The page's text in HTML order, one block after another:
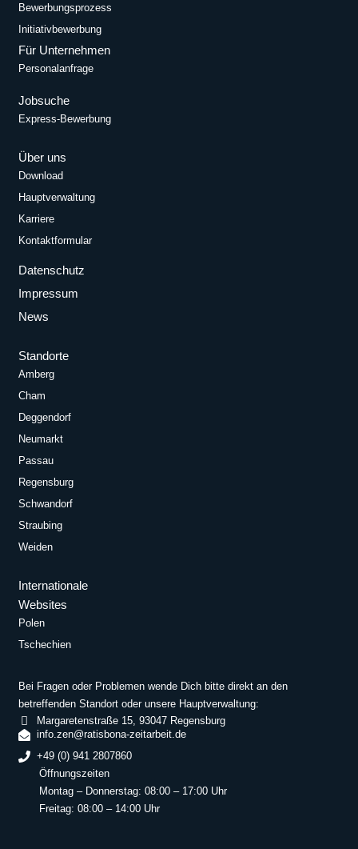
Bewerbungsprozess
Initiativbewerbung
Für Unternehmen
Personalanfrage
Jobsuche
Express-Bewerbung
Über uns
Download
Hauptverwaltung
Karriere
Kontaktformular
Datenschutz
Impressum
News
Standorte
Amberg
Cham
Deggendorf
Neumarkt
Passau
Regensburg
Schwandorf
Straubing
Weiden
Internationale
Websites
Polen
Tschechien
Bei Fragen oder Problemen wende Dich bitte direkt an den
betreffenden Standort oder unsere Hauptverwaltung:
Margaretenstraße 15, 93047 Regensburg
info.zen@ratisbona-zeitarbeit.de
+49 (0) 941 2807860
Öffnungszeiten
Montag – Donnerstag: 08:00 – 17:00 Uhr
Freitag: 08:00 – 14:00 Uhr